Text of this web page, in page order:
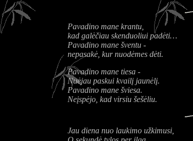
Pavadino mane krantu,
kad galėčiau skenduoliui padėti…
Pavadino mane šventu -
nepasakė, kur nuodėmes dėti.
Pavadino mane tiesa -
Nuėjau paskui kvailį jaunėlį.
Pavadino mane šviesa.
Neįspėjo, kad virsiu šešėliu.
Jau diena nuo laukimo užkimusi,